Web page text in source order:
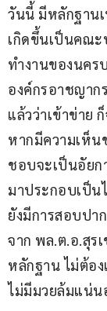
วันนี้ มีหลักฐาน
เกิดขึ้นเป็นคณะ
ทำงานของนคร
องค์กรอาชญาก
แล้วว่าเข้าข่าย
หากมีความเห็
ชอบจะเป็นอัยก
มาประกอบเป็
ยังมีการสอบปา
จาก พล.ต.อ.สุร
หลักฐาน ไม่ต้อ
ไม่มีมวยล้มแน่น